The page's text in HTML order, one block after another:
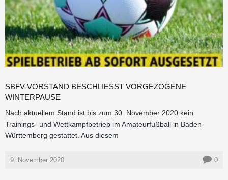
SBFV-VORSTAND BESCHLIESST VORGEZOGENE W
INTERPAUSE
Nach aktuellem Stand ist bis zum 30. November 2020 kein
Trainings- und Wettkampfbetrieb im Amateurfußball in Baden-
Württemberg gestattet. Aus diesem
9. November 2020 0